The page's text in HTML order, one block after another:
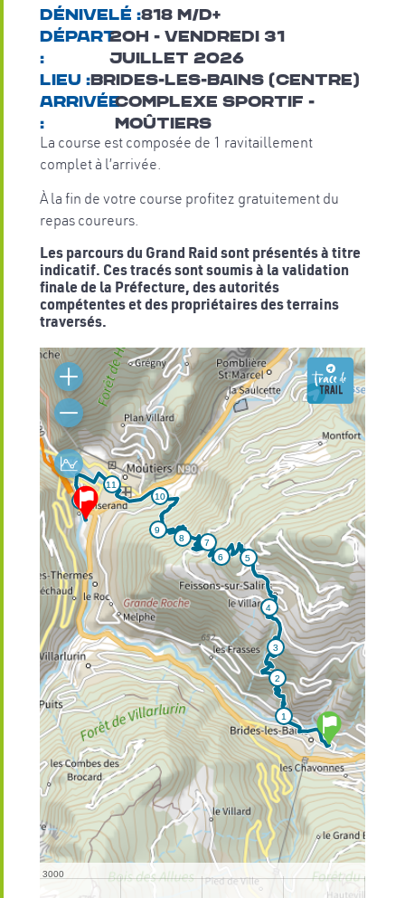
Dénivelé :818 m/d+
Départ
:
20H - vendredi 31
juillet 2026
Lieu :brides-les-bains (centre)
Arrivée
:
complexe sportif -
Moûtiers
La course est composée de 1 ravitaillement
complet à l’arrivée.
À la fin de votre course profitez gratuitement du
repas coureurs.
Les parcours du Grand Raid sont présentés à titre
indicatif. Ces tracés sont soumis à la validation
finale de la Préfecture, des autorités
compétentes et des propriétaires des terrains
traversés.